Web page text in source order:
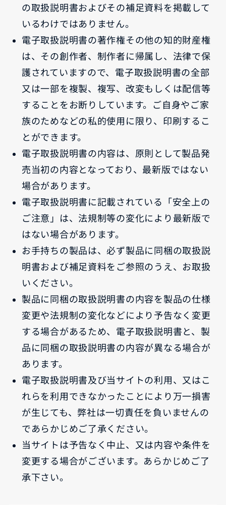
の取扱説明書およびその補足資料を掲載して
いるわけではありません。
電子取扱説明書の著作権その他の知的財産権
は、その創作者、制作者に帰属し、法律で保
護されていますので、電子取扱説明書の全部
又は一部を複製、複写、改変もしくは配信等
することをお断りしています。ご自身やご家
族のためなどの私的使用に限り、印刷するこ
とができます。
電子取扱説明書の内容は、原則として製品発
売当初の内容となっており、最新版ではない
場合があります。
電子取扱説明書に記載されている「安全上の
ご注意」は、法規制等の変化により最新版で
はない場合があります。
お手持ちの製品は、必ず製品に同梱の取扱説
明書および補足資料をご参照のうえ、お取扱
いください。
製品に同梱の取扱説明書の内容を製品の仕様
変更や法規制の変化などにより予告なく変更
する場合があるため、電子取扱説明書と、製
品に同梱の取扱説明書の内容が異なる場合が
あります。
電子取扱説明書及び当サイトの利用、又はこ
れらを利用できなかったことにより万一損害
が生じても、弊社は一切責任を負いませんの
であらかじめご了承ください。
当サイトは予告なく中止、又は内容や条件を
変更する場合がございます。あらかじめご了
承下さい。